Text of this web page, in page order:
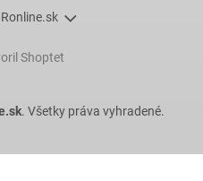
Shoptet
. Všetky práva vyhradené.